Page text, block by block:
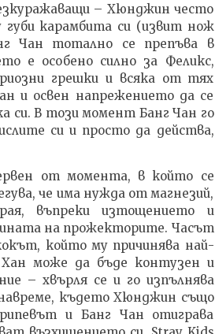
– Хюнджин често
губи карамбита си (извит нож
Чан тотално се препъва в
е особено силно за Феликс,
грешки и всяка от тях
и освен напрежението да се
си. В този момент Банг Чан го
си и просто да действа,
от момента, в който се
че има нужда от магнезий,
въпреки изтощението и
на прожекторите. Часът
който му причинява най-
Хан може да бъде контузен и
– хвърля се и го изпълнява
където Хюнджин също
и Банг Чан отиграва